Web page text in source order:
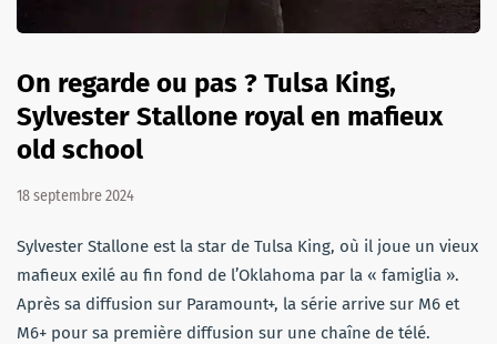
On regarde ou pas ? Tulsa King,
Sylvester Stallone royal en mafieux
old school
18 septembre 2024
Sylvester Stallone est la star de Tulsa King, où il joue un vieux
mafieux exilé au fin fond de l’Oklahoma par la « famiglia ».
Après sa diffusion sur Paramount+, la série arrive sur M6 et
M6+ pour sa première diffusion sur une chaîne de télé.